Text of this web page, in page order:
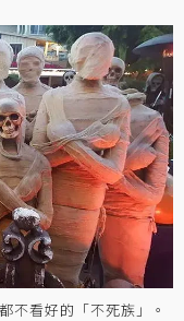
不看好的「不死族」。